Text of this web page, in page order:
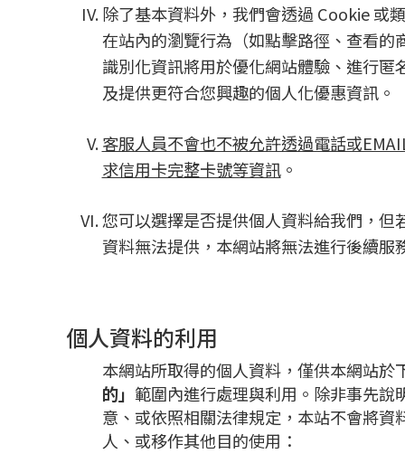
除了基本資料外，我們會透過 Cookie 或
在站內的瀏覽行為（如點擊路徑、查看的
識別化資訊將用於優化網站體驗、進行匿
及提供更符合您興趣的個人化優惠資訊。
客服人員不會也不被允許透過電話或
求信用卡完整卡號等資訊。
您可以選擇是否提供個人資料給我們，但
資料無法提供，本網站將無法進行後續服
個人資料的利用
本網站所取得的個人資料，僅供本網站於
的」 範圍內進行處理與利用。除非事先說
意、或依照相關法律規定，本站不會將資
人、或移作其他目的使用：